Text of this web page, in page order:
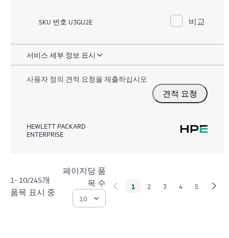
SKU 번호 U3GU2E 비교
서비스 세부 정보 표시
사용자 정의 견적 요청을 제출하십시오
견적 요청
HEWLETT PACKARD
ENTERPRISE
1- 10/245개
품목 표시 중
페이지당 품
목 수
1 2 3 4 5